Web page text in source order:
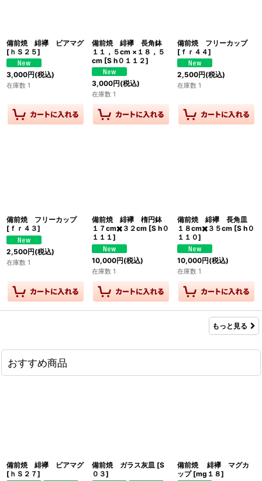
備前焼 緋襷 ビアマグ
[ ｈＳ２５]
3,000円(税込)
在庫数 1
備前焼 緋襷 長角鉢
１１，５cm ×１８，５
cm [S h０１１２]
3,000円(税込)
在庫数 1
備前焼 フリーカップ
[ｆｒ４４]
2,500円(税込)
在庫数 1
備前焼 フリーカップ
[ ｆｒ４３]
2,500円(税込)
在庫数 1
備前焼 緋襷 楕円鉢
１７cm✖️３２cm [S h０
１１１]
10,000円(税込)
在庫数 1
備前焼 緋襷 長角皿
１８cm✖️３５cm [S h０
１１０]
10,000円(税込)
在庫数 1
もっと見る
おすすめ商品
備前焼 緋襷 ビアマグ
[ ｈＳ２７]
備前焼 ガラス灰皿 [S
０３]
備前焼 緋襷 マグカ
ップ [mg１８]